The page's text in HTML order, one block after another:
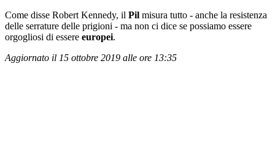
Come disse Robert Kennedy, il Pil misura tutto - anche la resistenza
delle serrature delle prigioni - ma non ci dice se possiamo essere
orgogliosi di essere europei.
Aggiornato il 15 ottobre 2019 alle ore 13:35